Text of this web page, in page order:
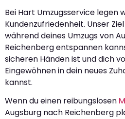
Bei Hart Umzugsservice legen
Kundenzufriedenheit. Unser
während deines Umzugs von
Reichenberg entspannen
sicheren Händen ist und dich
Eingewöhnen in dein neues
kannst.
Wenn du einen reibungslosen
Augsburg nach Reichenberg